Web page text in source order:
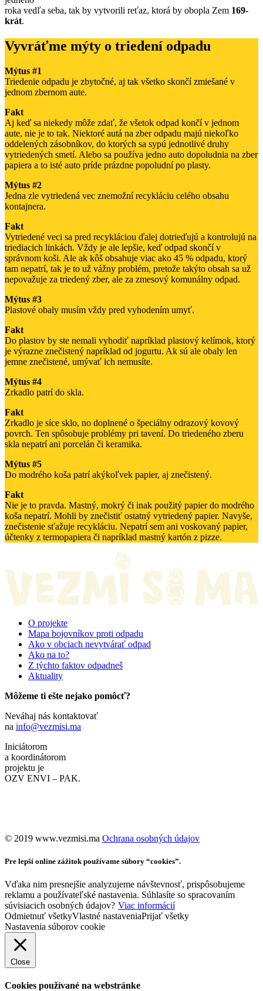
roka vedľa seba, tak by vytvorili reťaz, ktorá by obopla Zem 169-
krát.
Vyvráťme mýty o triedení odpadu
Mýtus #1
Triedenie odpadu je zbytočné, aj tak všetko skončí zmiešané v
jednom zbernom aute.
Fakt
Aj keď sa niekedy môže zdať, že všetok odpad končí v jednom
aute, nie je to tak. Niektoré autá na zber odpadu majú niekoľko
oddelených zásobníkov, do ktorých sa sypú jednotlivé druhy
vytriedených smetí. Alebo sa používa jedno auto dopoludnia na zber
papiera a to isté auto príde prázdne popoludní po plasty.
Mýtus #2
Jedna zle vytriedená vec znemožní recykláciu celého obsahu
kontajnera.
Fakt
Vytriedené veci sa pred recykláciou ďalej dotrieďujú a kontrolujú na
triediacich linkách. Vždy je ale lepšie, keď odpad skončí v
správnom koši. Ale ak kôš obsahuje viac ako 45 % odpadu, ktorý
tam nepatrí, tak je to už vážny problém, pretože takýto obsah sa už
nepovažuje za triedený zber, ale za zmesový komunálny odpad.
Mýtus #3
Plastové obaly musím vždy pred vyhodením umyť.
Fakt
Do plastov by ste nemali vyhodiť napríklad plastový kelímok, ktorý
je výrazne znečistený napríklad od jogurtu. Ak sú ale obaly len
jemne znečistené, umývať ich nemusíte.
Mýtus #4
Zrkadlo patrí do skla.
Fakt
Zrkadlo je síce sklo, no doplnené o špeciálny odrazový kovový
povrch. Ten spôsobuje problémy pri tavení. Do triedeného zberu
skla nepatrí ani porcelán či keramika.
Mýtus #5
Do modrého koša patrí akýkoľvek papier, aj znečistený.
Fakt
Nie je to pravda. Mastný, mokrý či inak použitý papier do modrého
koša nepatrí. Mohli by znečistiť ostatný vytriedený papier. Navyše,
znečistenie sťažuje recykláciu. Nepatrí sem ani voskovaný papier,
účtenky z termopapiera či napríklad mastný kartón z pizze.
O projekte
Mapa bojovníkov proti odpadu
Ako v obciach nevytvárať odpad
Ako na to?
Z týchto faktov odpadneš
Aktuality
Môžeme ti ešte nejako pomôcť?
Neváhaj nás kontaktovať
na info@vezmisi.ma
Iniciátorom
a koordinátorom
projektu je
OZV ENVI – PAK.
©️ 2019 www.vezmisi.ma Ochrana osobných údajov
Pre lepší online zážitok používame súbory “cookies”.
Vďaka nim presnejšie analyzujeme návštevnosť, prispôsobujeme
reklamu a používateľské nastavenia. Súhlasíte so spracovaním
súvisiacich osobných údajov? Viac informácií
Odmietnuť všetkyVlastné nastaveniaPrijať všetky
Nastavenia súborov cookie
Close
Cookies používané na webstránke